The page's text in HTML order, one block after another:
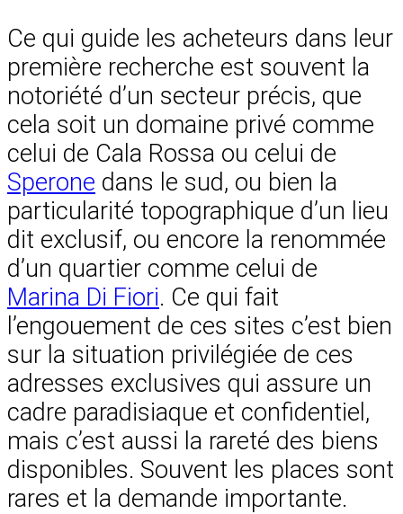
Ce qui guide les acheteurs dans leur
première recherche est souvent la
notoriété d’un secteur précis, que
cela soit un domaine privé comme
celui de Cala Rossa ou celui de
Sperone dans le sud, ou bien la
particularité topographique d’un lieu
dit exclusif, ou encore la renommée
d’un quartier comme celui de
Marina Di Fiori. Ce qui fait
l’engouement de ces sites c’est bien
sur la situation privilégiée de ces
adresses exclusives qui assure un
cadre paradisiaque et confidentiel,
mais c’est aussi la rareté des biens
disponibles. Souvent les places sont
rares et la demande importante.